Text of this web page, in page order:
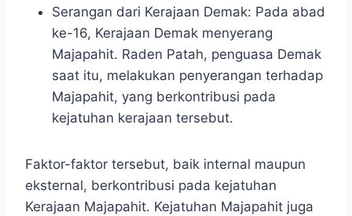
Serangan dari Kerajaan Demak: Pada abad
ke-16, Kerajaan Demak menyerang
Majapahit. Raden Patah, penguasa Demak
saat itu, melakukan penyerangan terhadap
Majapahit, yang berkontribusi pada
kejatuhan kerajaan tersebut.
Faktor-faktor tersebut, baik internal maupun
eksternal, berkontribusi pada kejatuhan
Kerajaan Majapahit. Kejatuhan Majapahit juga